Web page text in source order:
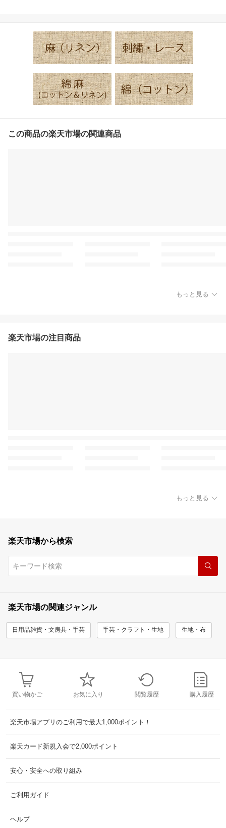
この商品の楽天市場の関連商品
もっと見る
楽天市場の注目商品
もっと見る
楽天市場から検索
楽天市場の関連ジャンル
日用品雑貨・文房具・手芸 手芸・クラフト・生地 生地・布
買い物かご お気に入り 閲覧履歴 購入履歴
楽天市場アプリのご利用で最大1,000ポイント！
楽天カード新規入会で2,000ポイント
安心・安全への取り組み
ご利用ガイド
ヘルプ